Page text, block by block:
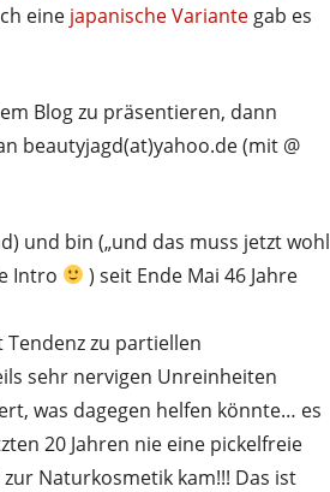
eine japanische Variante gab es
Blog zu präsentieren, dann
beautyjagd(at)yahoo.de (mit @
und bin („und das muss jetzt wohl
Intro
) seit Ende Mai 46 Jahre
zu partiellen
sehr nervigen Unreinheiten
was dagegen helfen könnte… es
20 Jahren nie eine pickelfreie
Naturkosmetik kam!!! Das ist